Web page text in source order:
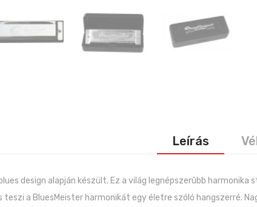
Leírás
design alapján készült. Ez a világ legnépszerûbb
a BluesMeister harmonikát egy életre szóló hangszerré.